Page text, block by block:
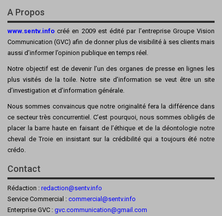
A Propos
www.sentv.info créé en 2009 est édité par l’entreprise Groupe Vision
Communication (GVC) afin de donner plus de visibilité à ses clients mais
aussi d’informer l’opinion publique en temps réel.
Notre objectif est de devenir l’un des organes de presse en lignes les
plus visités de la toile. Notre site d’information se veut être un site
d’investigation et d’information générale.
Nous sommes convaincus que notre originalité fera la différence dans
ce secteur très concurrentiel. C’est pourquoi, nous sommes obligés de
placer la barre haute en faisant de l’éthique et de la déontologie notre
cheval de Troie en insistant sur la crédibilité qui a toujours été notre
crédo.
Contact
Rédaction : redaction@sentv.info
Service Commercial : commercial@sentv.info
Enterprise GVC : gvc.communication@gmail.com